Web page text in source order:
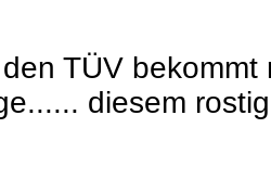
TÜV
diesem